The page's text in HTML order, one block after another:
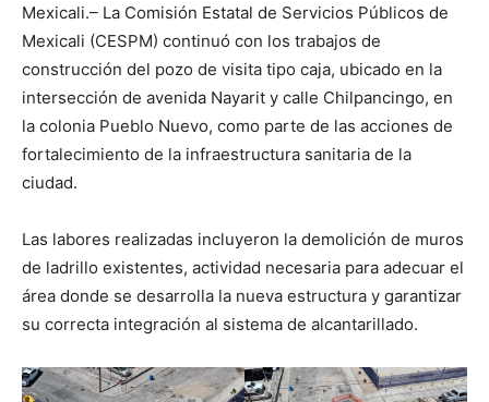
Mexicali.– La Comisión Estatal de Servicios Públicos de
Mexicali (CESPM) continuó con los trabajos de
construcción del pozo de visita tipo caja, ubicado en la
intersección de avenida Nayarit y calle Chilpancingo, en
la colonia Pueblo Nuevo, como parte de las acciones de
fortalecimiento de la infraestructura sanitaria de la
ciudad.
Las labores realizadas incluyeron la demolición de muros
de ladrillo existentes, actividad necesaria para adecuar el
área donde se desarrolla la nueva estructura y garantizar
su correcta integración al sistema de alcantarillado.